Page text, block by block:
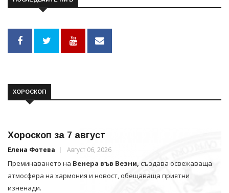
ХОРОСКОП
Хороскоп за 7 август
Елена Фотева Август 06, 2026
Преминаването на Венера във Везни, създава освежаваща
атмосфера на хармония и новост, обещаваща приятни
изненади.